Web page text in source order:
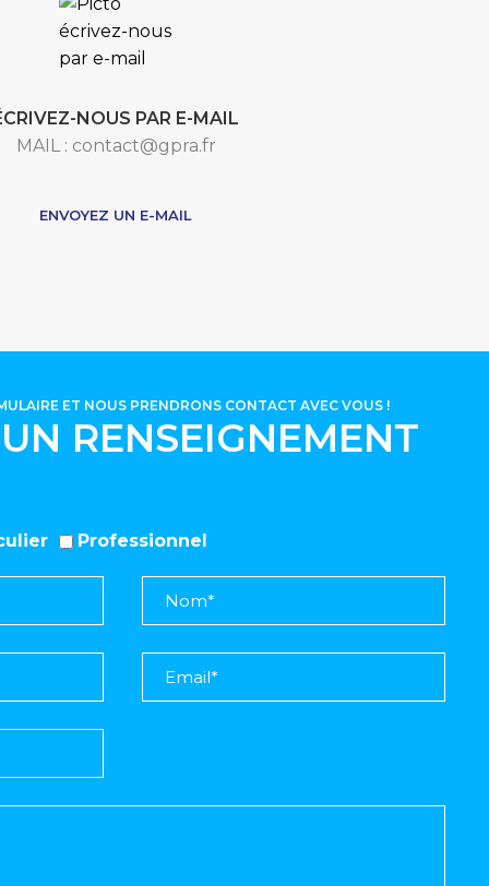
NOUS PAR E-MAIL
MAIL : contact@gpra.fr
ENVOYEZ UN E-MAIL
RENSEIGNEMENT
ET NOUS PRENDRONS CONTACT AVEC VOUS !
Professionnel